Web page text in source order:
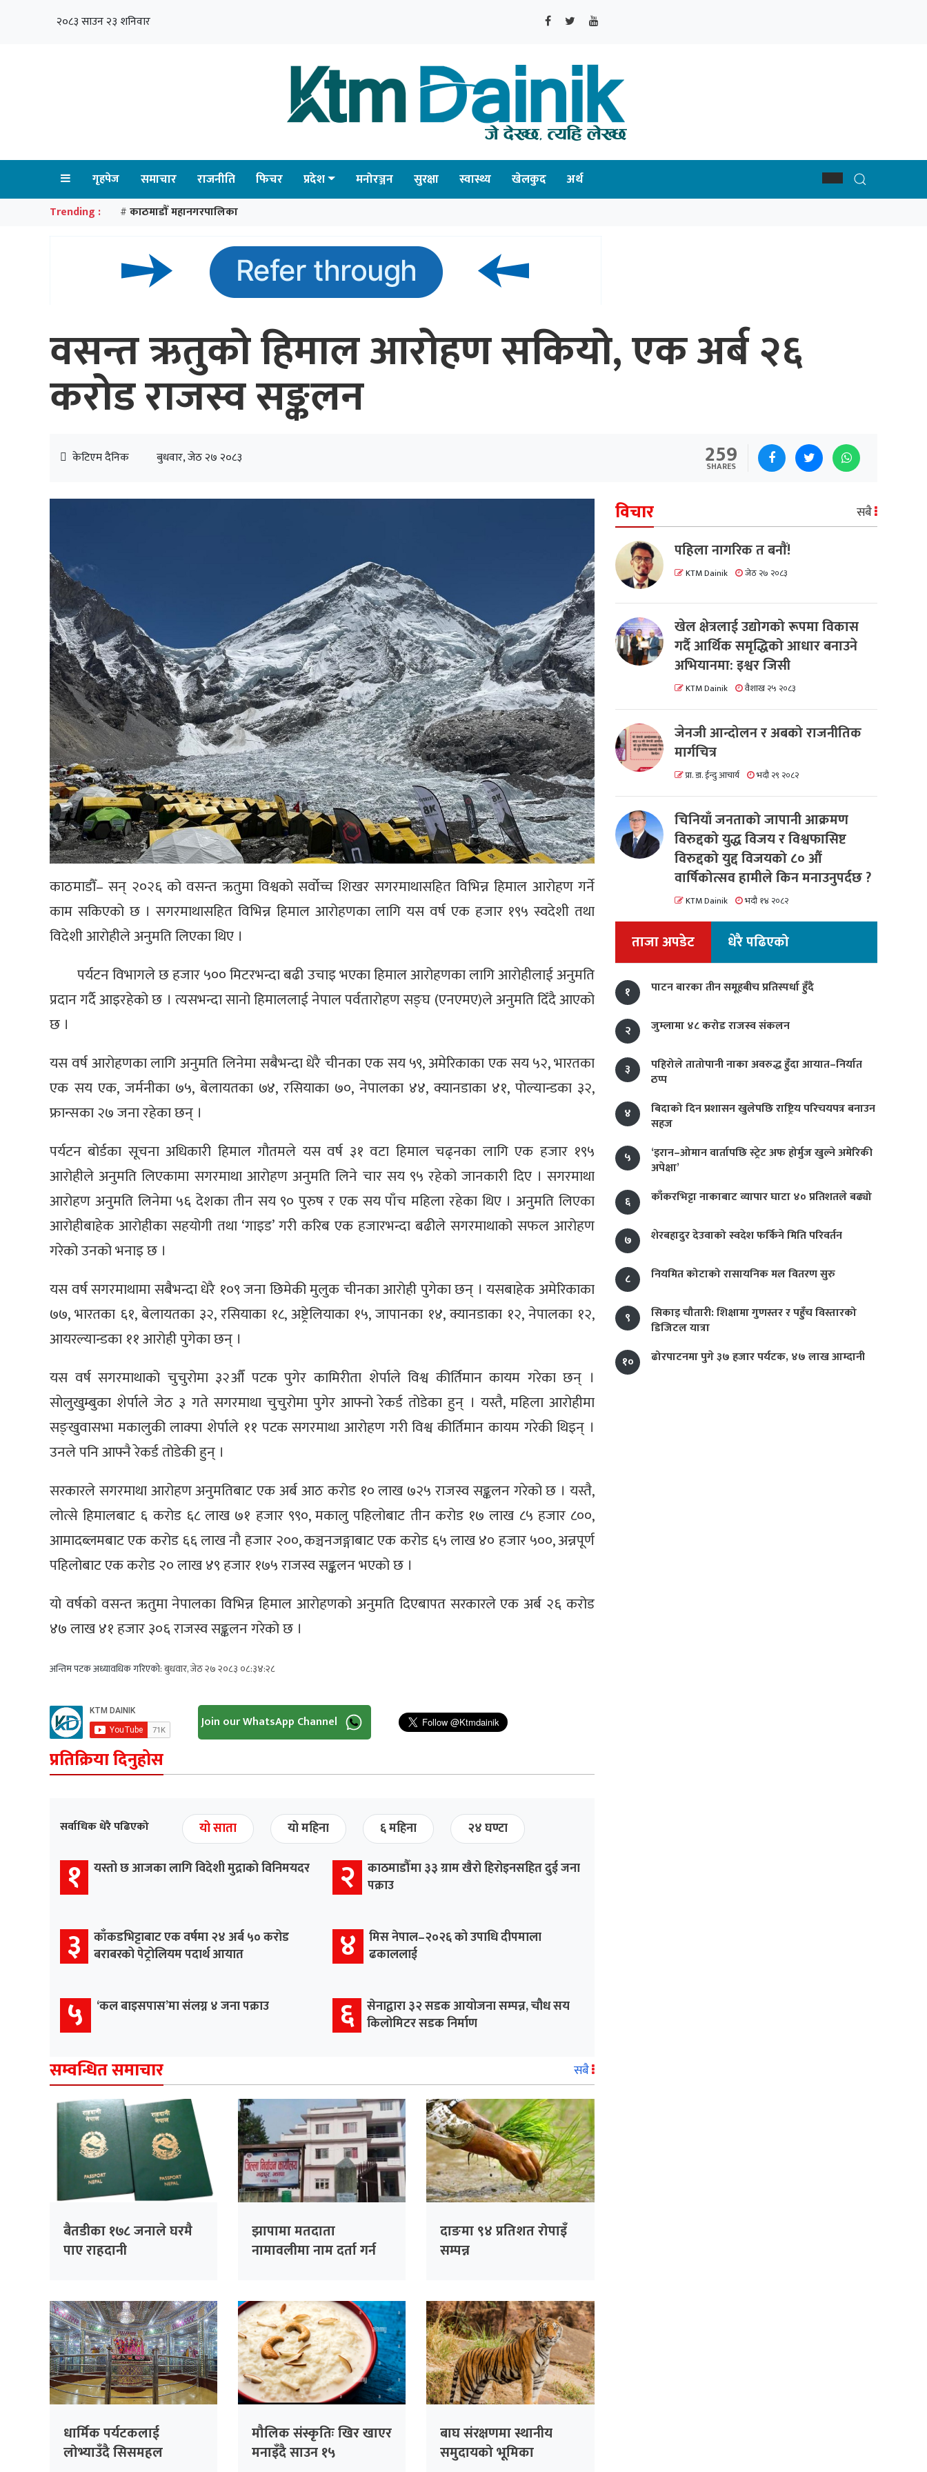
२०८३ साउन २३ शनिवार
गृहपेज समाचार राजनीति फिचर प्रदेश मनोरञ्जन सुरक्षा स्वास्थ्य खेलकुद अर्थ
Trending : # काठमाडौँ महानगरपालिका
वसन्त ऋतुको हिमाल आरोहण सकियो, एक अर्ब २६
करोड राजस्व सङ्कलन
केटिएम दैनिक बुधवार, जेठ २७ २०८३ 259
SHARES
काठमाडौँ– सन् २०२६ को वसन्त ऋतुमा विश्वको सर्वोच्च शिखर सगरमाथासहित विभिन्न हिमाल आरोहण गर्ने
काम सकिएको छ । सगरमाथासहित विभिन्न हिमाल आरोहणका लागि यस वर्ष एक हजार १९५ स्वदेशी तथा
विदेशी आरोहीले अनुमति लिएका थिए ।
पर्यटन विभागले छ हजार ५०० मिटरभन्दा बढी उचाइ भएका हिमाल आरोहणका लागि आरोहीलाई अनुमति
प्रदान गर्दै आइरहेको छ । त्यसभन्दा सानो हिमाललाई नेपाल पर्वतारोहण सङ्घ (एनएमए)ले अनुमति दिँदै आएको
छ ।
यस वर्ष आरोहणका लागि अनुमति लिनेमा सबैभन्दा धेरै चीनका एक सय ५९, अमेरिकाका एक सय ५२, भारतका
एक सय एक, जर्मनीका ७५, बेलायतका ७४, रसियाका ७०, नेपालका ४४, क्यानडाका ४१, पोल्यान्डका ३२,
फ्रान्सका २७ जना रहेका छन् ।
पर्यटन बोर्डका सूचना अधिकारी हिमाल गौतमले यस वर्ष ३१ वटा हिमाल चढ्नका लागि एक हजार १९५
आरोहीले अनुमति लिएकामा सगरमाथा आरोहण अनुमति लिने चार सय ९५ रहेको जानकारी दिए । सगरमाथा
आरोहण अनुमति लिनेमा ५६ देशका तीन सय ९० पुरुष र एक सय पाँच महिला रहेका थिए । अनुमति लिएका
आरोहीबाहेक आरोहीका सहयोगी तथा ‘गाइड’ गरी करिब एक हजारभन्दा बढीले सगरमाथाको सफल आरोहण
गरेको उनको भनाइ छ ।
यस वर्ष सगरमाथामा सबैभन्दा धेरै १०९ जना छिमेकी मुलुक चीनका आरोही पुगेका छन् । यसबाहेक अमेरिकाका
७७, भारतका ६१, बेलायतका ३२, रसियाका १८, अष्ट्रेलियाका १५, जापानका १४, क्यानडाका १२, नेपालका १२,
आयरल्यान्डका ११ आरोही पुगेका छन् ।
यस वर्ष सगरमाथाको चुचुरोमा ३२औँ पटक पुगेर कामिरीता शेर्पाले विश्व कीर्तिमान कायम गरेका छन् ।
सोलुखुम्बुका शेर्पाले जेठ ३ गते सगरमाथा चुचुरोमा पुगेर आफ्नो रेकर्ड तोडेका हुन् । यस्तै, महिला आरोहीमा
सङ्खुवासभा मकालुकी लाक्पा शेर्पाले ११ पटक सगरमाथा आरोहण गरी विश्व कीर्तिमान कायम गरेकी थिइन् ।
उनले पनि आफ्नै रेकर्ड तोडेकी हुन् ।
सरकारले सगरमाथा आरोहण अनुमतिबाट एक अर्ब आठ करोड १० लाख ७२५ राजस्व सङ्कलन गरेको छ । यस्तै,
लोत्से हिमालबाट ६ करोड ६८ लाख ७१ हजार ९९०, मकालु पहिलोबाट तीन करोड १७ लाख ८५ हजार ८००,
आमादब्लमबाट एक करोड ६६ लाख नौ हजार २००, कञ्चनजङ्गाबाट एक करोड ६५ लाख ४० हजार ५००, अन्नपूर्ण
पहिलोबाट एक करोड २० लाख ४९ हजार १७५ राजस्व सङ्कलन भएको छ ।
यो वर्षको वसन्त ऋतुमा नेपालका विभिन्न हिमाल आरोहणको अनुमति दिएबापत सरकारले एक अर्ब २६ करोड
४७ लाख ४१ हजार ३०६ राजस्व सङ्कलन गरेको छ ।
अन्तिम पटक अध्यावधिक गरिएको:बुधवार, जेठ २७ २०८३ ०८:३४:२८
Join our WhatsApp Channel
प्रतिक्रिया दिनुहोस
सर्वाधिक धेरै पढिएको यो साता यो महिना ६ महिना २४ घण्टा
१ यस्तो छ आजका लागि विदेशी मुद्राको विनिमयदर २ काठमाडौँमा ३३ ग्राम खैरो हिरोइनसहित दुई जना
पक्राउ
३ काँकडभिट्टाबाट एक वर्षमा २४ अर्ब ५० करोड
बराबरको पेट्रोलियम पदार्थ आयात
४ मिस नेपाल–२०२६ को उपाधि दीपमाला
ढकाललाई
५ ‘कल बाइसपास’मा संलग्न ४ जना पक्राउ ६ सेनाद्वारा ३२ सडक आयोजना सम्पन्न, चौध सय
किलोमिटर सडक निर्माण
सम्वन्धित समाचार सबै
बैतडीका १७८ जनाले घरमै
पाए राहदानी
झापामा मतदाता
नामावलीमा नाम दर्ता गर्न
दाङमा ९४ प्रतिशत रोपाइँ
सम्पन्न
धार्मिक पर्यटकलाई
लोभ्याउँदै सिसमहल
मौलिक संस्कृतिः खिर खाएर
मनाइँदै साउन १५
बाघ संरक्षणमा स्थानीय
समुदायको भूमिका
विचार सबै
पहिला नागरिक त बनाैं!
KTM Dainik जेठ २७ २०८३
खेल क्षेत्रलाई उद्योगको रूपमा विकास
गर्दै आर्थिक समृद्धिको आधार बनाउने
अभियानमा: इश्वर जिसी
KTM Dainik वैशाख २५ २०८३
जेनजी आन्दोलन र अबको राजनीतिक
मार्गचित्र
प्रा. डा. ईन्दु आचार्य भदौ २९ २०८२
चिनियाँ जनताको जापानी आक्रमण
विरुद्दको युद्ध विजय र विश्वफासिष्ट
विरुद्दको युद्द विजयको ८० औं
वार्षिकोत्सव हामीले किन मनाउनुपर्दछ ?
KTM Dainik भदौ १४ २०८२
ताजा अपडेट धेरै पढिएको
१ पाटन बारका तीन समूहबीच प्रतिस्पर्धा हुँदै
२ जुम्लामा ४८ करोड राजस्व संकलन
३
पहिरोले तातोपानी नाका अवरुद्ध हुँदा आयात–निर्यात
ठप्प
४
बिदाको दिन प्रशासन खुलेपछि राष्ट्रिय परिचयपत्र बनाउन
सहज
५
‘इरान–ओमान वार्तापछि स्ट्रेट अफ होर्मुज खुल्ने अमेरिकी
अपेक्षा’
६
काँकरभिट्टा नाकाबाट व्यापार घाटा ४० प्रतिशतले बढ्यो
७ शेरबहादुर देउवाको स्वदेश फर्किने मिति परिवर्तन
८ नियमित कोटाको रासायनिक मल वितरण सुरु
९
सिकाइ चौतारी: शिक्षामा गुणस्तर र पहुँच विस्तारको
डिजिटल यात्रा
१०
ढोरपाटनमा पुगे ३७ हजार पर्यटक, ४७ लाख आम्दानी